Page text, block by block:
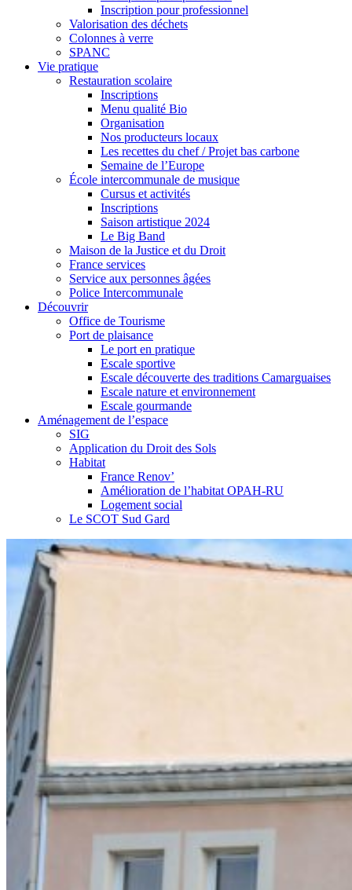
Inscription pour professionnel
Valorisation des déchets
Colonnes à verre
SPANC
Vie pratique
Restauration scolaire
Inscriptions
Menu qualité Bio
Organisation
Nos producteurs locaux
Les recettes du chef / Projet bas carbone
Semaine de l’Europe
École intercommunale de musique
Cursus et activités
Inscriptions
Saison artistique 2024
Le Big Band
Maison de la Justice et du Droit
France services
Service aux personnes âgées
Police Intercommunale
Découvrir
Office de Tourisme
Port de plaisance
Le port en pratique
Escale sportive
Escale découverte des traditions Camarguaises
Escale nature et environnement
Escale gourmande
Aménagement de l’espace
SIG
Application du Droit des Sols
Habitat
France Renov’
Amélioration de l’habitat OPAH-RU
Logement social
Le SCOT Sud Gard